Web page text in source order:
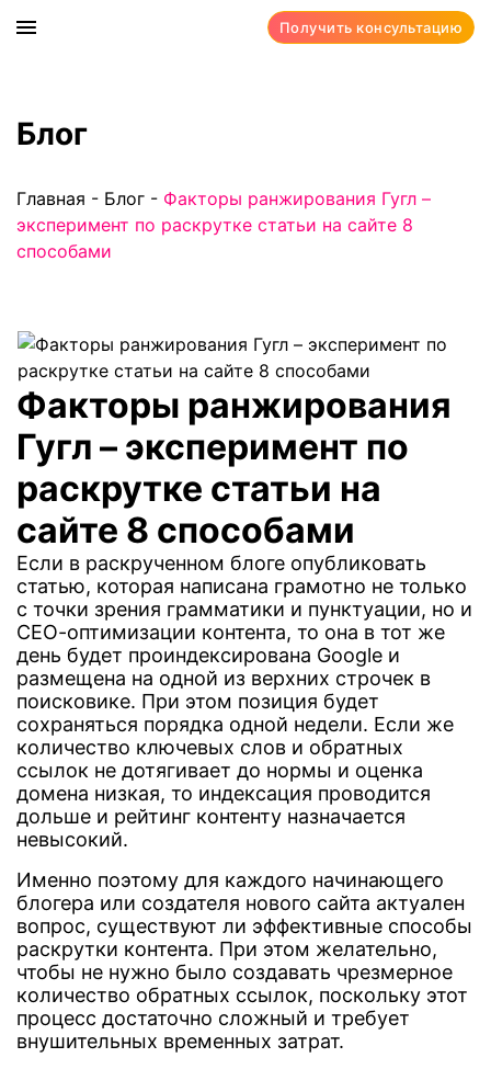
Получить консультацию
Блог
Главная - Блог - Факторы ранжирования Гугл –
эксперимент по раскрутке статьи на сайте 8
способами
Факторы ранжирования
Гугл – эксперимент по
раскрутке статьи на
сайте 8 способами
Если в раскрученном блоге опубликовать
статью, которая написана грамотно не только
с точки зрения грамматики и пунктуации, но и
СЕО-оптимизации контента, то она в тот же
день будет проиндексирована Google и
размещена на одной из верхних строчек в
поисковике. При этом позиция будет
сохраняться порядка одной недели. Если же
количество ключевых слов и обратных
ссылок не дотягивает до нормы и оценка
домена низкая, то индексация проводится
дольше и рейтинг контенту назначается
невысокий.
Именно поэтому для каждого начинающего
блогера или создателя нового сайта актуален
вопрос, существуют ли эффективные способы
раскрутки контента. При этом желательно,
чтобы не нужно было создавать чрезмерное
количество обратных ссылок, поскольку этот
процесс достаточно сложный и требует
внушительных временных затрат.